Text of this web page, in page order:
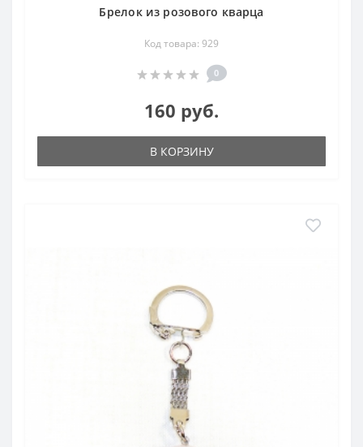
Брелок из розового кварца
Код товара: 929
0
160 руб.
В КОРЗИНУ